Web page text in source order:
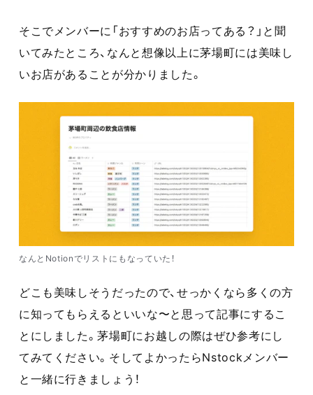
そこでメンバーに「おすすめのお店ってある？」と聞
いてみたところ、なんと想像以上に茅場町には美味し
いお店があることが分かりました。
なんとNotionでリストにもなっていた！
どこも美味しそうだったので、せっかくなら多くの方
に知ってもらえるといいな〜と思って記事にするこ
とにしました。茅場町にお越しの際はぜひ参考にし
てみてください。そしてよかったらNstockメンバー
と一緒に行きましょう！